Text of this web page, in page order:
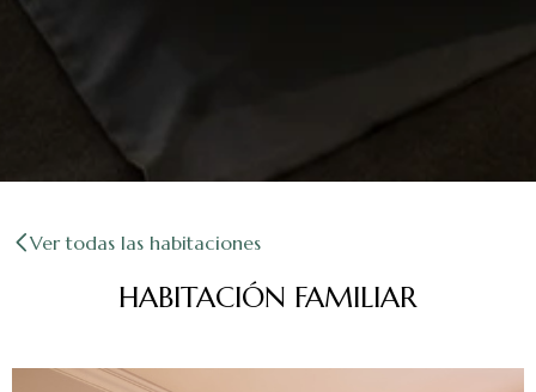
Ver todas las habitaciones
HABITACIÓN FAMILIAR